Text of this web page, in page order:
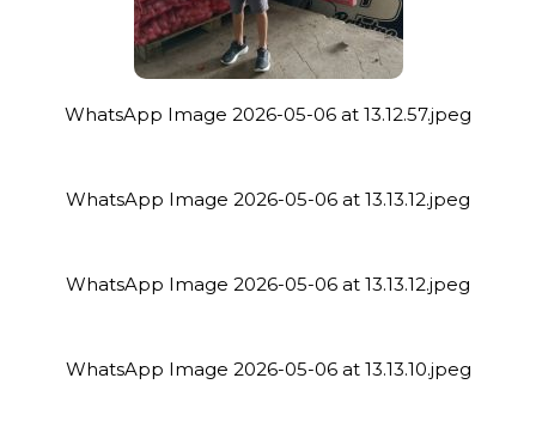
WhatsApp Image 2026-05-06 at 13.12.57.jpeg
WhatsApp Image 2026-05-06 at 13.13.12.jpeg
WhatsApp Image 2026-05-06 at 13.13.12.jpeg
WhatsApp Image 2026-05-06 at 13.13.10.jpeg